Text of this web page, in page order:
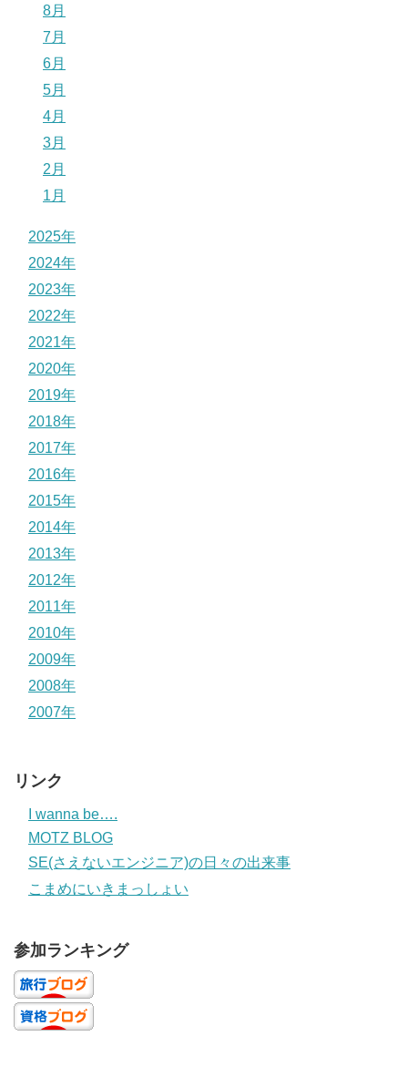
8月
7月
6月
5月
4月
3月
2月
1月
2025年
2024年
2023年
2022年
2021年
2020年
2019年
2018年
2017年
2016年
2015年
2014年
2013年
2012年
2011年
2010年
2009年
2008年
2007年
リンク
I wanna be….
MOTZ BLOG
SE(さえないエンジニア)の日々の出来事
こまめにいきまっしょい
参加ランキング